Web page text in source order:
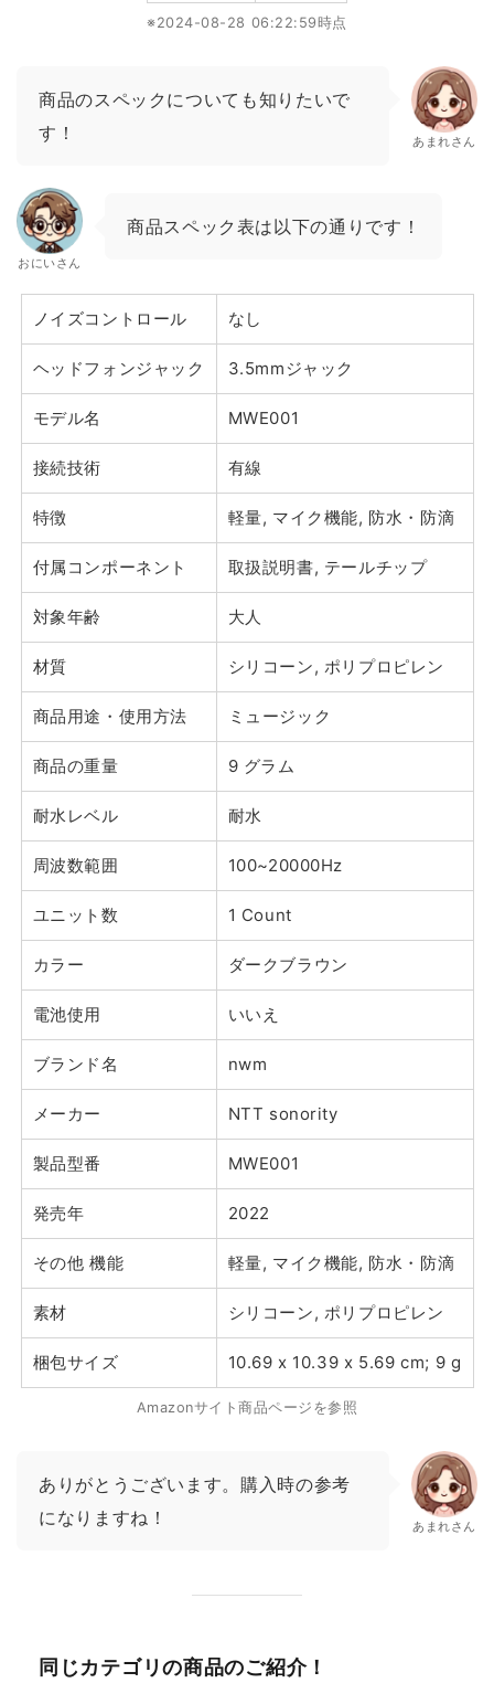
※2024-08-28 06:22:59時点
商品のスペックについても知りたいで
す！
あまれさん
おにいさん
商品スペック表は以下の通りです！
ノイズコントロール なし
ヘッドフォンジャック 3.5mmジャック
モデル名 MWE001
接続技術 有線
特徴 軽量, マイク機能, 防水・防滴
付属コンポーネント 取扱説明書, テールチップ
対象年齢 大人
材質 シリコーン, ポリプロピレン
商品用途・使用方法 ミュージック
商品の重量 9 グラム
耐水レベル 耐水
周波数範囲 100~20000Hz
ユニット数 1 Count
カラー ダークブラウン
電池使用 いいえ
ブランド名 nwm
メーカー NTT sonority
製品型番 MWE001
発売年 2022
その他 機能 軽量, マイク機能, 防水・防滴
素材 シリコーン, ポリプロピレン
梱包サイズ 10.69 x 10.39 x 5.69 cm; 9 g
Amazonサイト商品ページを参照
ありがとうございます。購入時の参考
になりますね！
あまれさん
同じカテゴリの商品のご紹介！